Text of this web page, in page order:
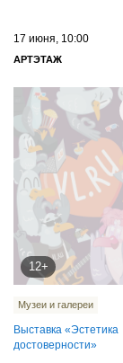
17 июня, 10:00
АРТЭТАЖ
12+
Музеи и галереи
Выставка «Эстетика
достоверности»